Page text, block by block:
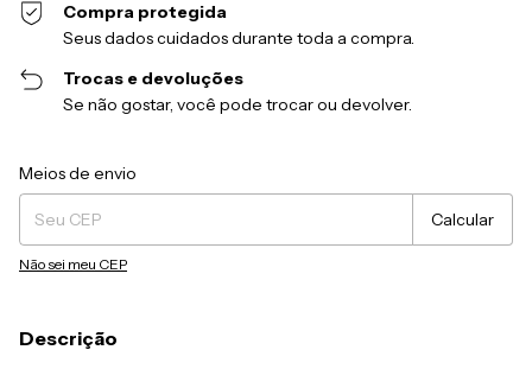
Compra protegida
Seus dados cuidados durante toda a compra.
Trocas e devoluções
Se não gostar, você pode trocar ou devolver.
Entregas para o CEP:
Meios de envio
Calcular
Não sei meu CEP
Descrição